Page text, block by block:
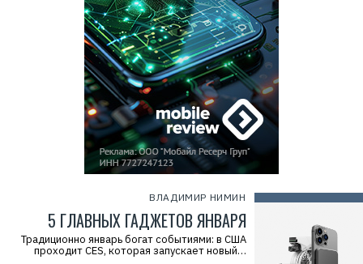
ВЛАДИМИР НИМИН
5 ГЛАВНЫХ ГАДЖЕТОВ ЯНВАРЯ
Традиционно январь богат событиями: в США
проходит CES, которая запускает новый…